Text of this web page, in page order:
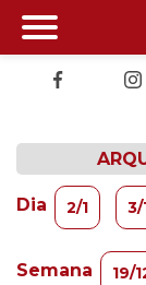
Dia 2/1 3/
Semana 19/